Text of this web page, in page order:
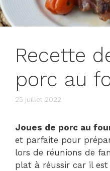
Recette
porc au
25 juillet 2022
Joues de porc au
et parfaite pour
lors de réunions de
plat à réussir car il